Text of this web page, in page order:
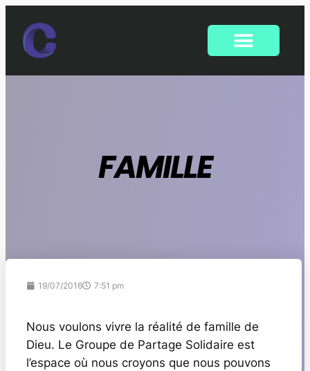
FAMILLE
19/07/2016 7:51 pm
Nous voulons vivre la réalité de famille de
Dieu. Le Groupe de Partage Solidaire est
l’espace où nous croyons que nous pouvons